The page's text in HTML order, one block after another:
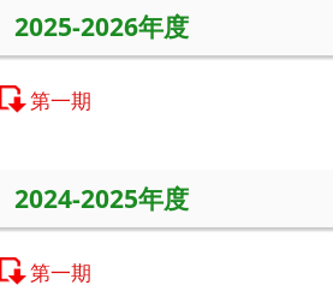
2025-2026年度
第一期
2024-2025年度
第一期